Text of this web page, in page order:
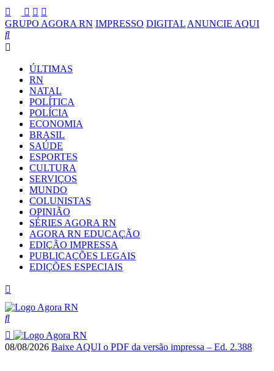
GRUPO AGORA RN IMPRESSO DIGITAL ANUNCIE AQUI
ÚLTIMAS
RN
NATAL
POLÍTICA
POLÍCIA
ECONOMIA
BRASIL
SAÚDE
ESPORTES
CULTURA
SERVIÇOS
MUNDO
COLUNISTAS
OPINIÃO
SÉRIES AGORA RN
AGORA RN EDUCAÇÃO
EDIÇÃO IMPRESSA
PUBLICAÇÕES LEGAIS
EDIÇÕES ESPECIAIS
08/08/2026 Baixe AQUI o PDF da versão impressa – Ed. 2.388